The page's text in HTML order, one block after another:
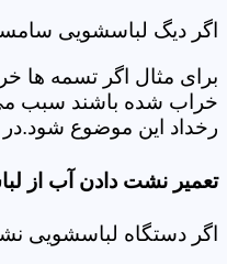
اگر دیگ لباسشویی
برای مثال اگر تسمه ها
خراب شده باشند سبب می
رخداد این موضوع
تعمیر نشت دادن آب از
اگر دستگاه لباسشویی